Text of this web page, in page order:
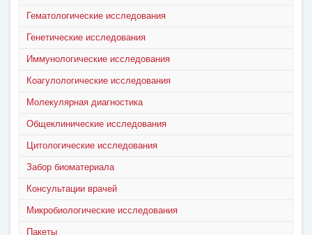
Гематологические исследования
Генетические исследования
Иммунологические исследования
Коагулологические исследования
Молекулярная диагностика
Общеклинические исследования
Цитологические исследования
Забор биоматериала
Консультации врачей
Микробиологические исследования
Пакеты